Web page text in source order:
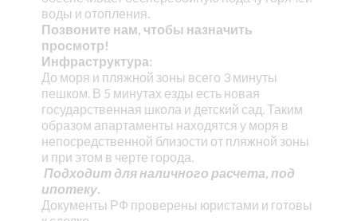
воды и отопления.
Позвоните нам, чтобы назначить
просмотр!
Инфраструктура:
До моря и пляжной зоны всего 3 минуты
пешком. В 5 минутах езды есть новая
государственная школа и детский сад. Таким
образом апартаменты находятся у моря в
непосредственной близости от пляжной зоны
и при этом в черте города.
Подходит для наличного расчета, под
ипотеку.
Документы РФ проверены юристами и готовы